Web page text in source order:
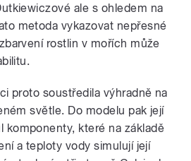
ale s ohledem na
metoda vykazovat nepřesné
rostlin v mořích může
proto soustředila výhradně na
světle. Do modelu pak její
komponenty, které na základě
a teploty vody simulují její